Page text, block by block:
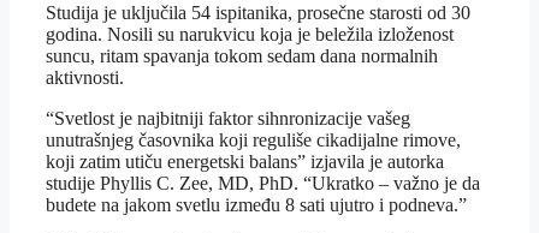
Studija je uključila 54 ispitanika, prosečne starosti od 30
godina. Nosili su narukvicu koja je beležila izloženost
suncu, ritam spavanja tokom sedam dana normalnih
aktivnosti.
“Svetlost je najbitniji faktor sihnronizacije vašeg
unutrašnjeg časovnika koji reguliše cikadijalne rimove,
koji zatim utiču energetski balans” izjavila je autorka
studije Phyllis C. Zee, MD, PhD. “Ukratko – važno je da
budete na jakom svetlu između 8 sati ujutro i podneva.”